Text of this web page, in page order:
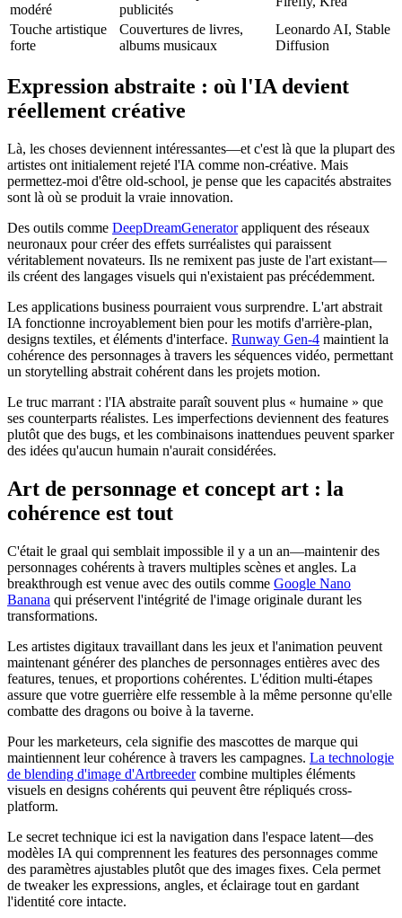
modéré
publicités
Touche artistique
forte
Couvertures de livres,
albums musicaux
Leonardo AI, Stable
Diffusion
Expression abstraite : où l'IA devient
réellement créative
Là, les choses deviennent intéressantes—et c'est là que la plupart des
artistes ont initialement rejeté l'IA comme non-créative. Mais
permettez-moi d'être old-school, je pense que les capacités abstraites
sont là où se produit la vraie innovation.
Des outils comme DeepDreamGeneratorappliquent des réseaux
neuronaux pour créer des effets surréalistes qui paraissent
véritablement novateurs. Ils ne remixent pas juste de l'art existant—
ils créent des langages visuels qui n'existaient pas précédemment.
Les applications business pourraient vous surprendre. L'art abstrait
IA fonctionne incroyablement bien pour les motifs d'arrière-plan,
designs textiles, et éléments d'interface. Runway Gen-4 maintient la
cohérence des personnages à travers les séquences vidéo, permettant
un storytelling abstrait cohérent dans les projets motion.
Le truc marrant : l'IA abstraite paraît souvent plus « humaine » que
ses counterparts réalistes. Les imperfections deviennent des features
plutôt que des bugs, et les combinaisons inattendues peuvent sparker
des idées qu'aucun humain n'aurait considérées.
Art de personnage et concept art : la
cohérence est tout
C'était le graal qui semblait impossible il y a un an—maintenir des
personnages cohérents à travers multiples scènes et angles. La
breakthrough est venue avec des outils comme Google Nano
Banana qui préservent l'intégrité de l'image originale durant les
transformations.
Les artistes digitaux travaillant dans les jeux et l'animation peuvent
maintenant générer des planches de personnages entières avec des
features, tenues, et proportions cohérentes. L'édition multi-étapes
assure que votre guerrière elfe ressemble à la même personne qu'elle
combatte des dragons ou boive à la taverne.
Pour les marketeurs, cela signifie des mascottes de marque qui
maintiennent leur cohérence à travers les campagnes. La technologie
de blending d'image d'Artbreedercombine multiples éléments
visuels en designs cohérents qui peuvent être répliqués cross-
platform.
Le secret technique ici est la navigation dans l'espace latent—des
modèles IA qui comprennent les features des personnages comme
des paramètres ajustables plutôt que des images fixes. Cela permet
de tweaker les expressions, angles, et éclairage tout en gardant
l'identité core intacte.